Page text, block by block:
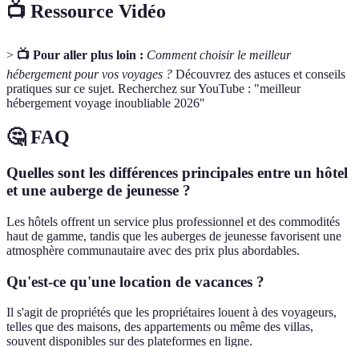
📺 Ressource Vidéo
> 📺 Pour aller plus loin : Comment choisir le meilleur
hébergement pour vos voyages ? Découvrez des astuces et conseils
pratiques sur ce sujet. Recherchez sur YouTube : "meilleur
hébergement voyage inoubliable 2026"
🤔 FAQ
Quelles sont les différences principales entre un hôtel
et une auberge de jeunesse ?
Les hôtels offrent un service plus professionnel et des commodités
haut de gamme, tandis que les auberges de jeunesse favorisent une
atmosphère communautaire avec des prix plus abordables.
Qu'est-ce qu'une location de vacances ?
Il s'agit de propriétés que les propriétaires louent à des voyageurs,
telles que des maisons, des appartements ou même des villas,
souvent disponibles sur des plateformes en ligne.